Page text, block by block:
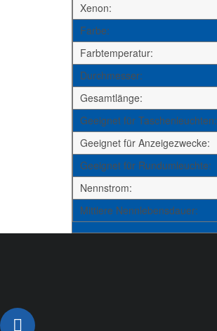
Xenon:
Farbe:
Farbtemperatur:
Durchmesser:
Gesamtlänge:
Geeignet für Taschenleuchten:
Geeignet für Anzeigezwecke:
Geeignet für Rundumleuchte:
Nennstrom:
Mittlere Nennlebensdauer: